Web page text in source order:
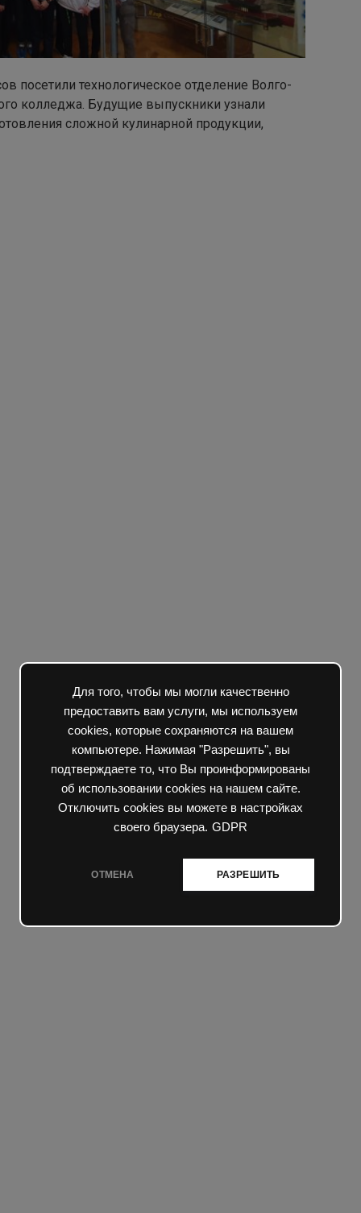
Для того, чтобы мы могли качественно
предоставить вам услуги, мы используем
cookies, которые сохраняются на вашем
компьютере. Нажимая "Разрешить", вы
подтверждаете то, что Вы проинформированы
об использовании cookies на нашем сайте.
Отключить cookies вы можете в настройках
своего браузера. GDPR
ОТМЕНА РАЗРЕШИТЬ
посетили технологическое отделение Волго-
колледжа. Будущие выпускники узнали
сложной кулинарной продукции,